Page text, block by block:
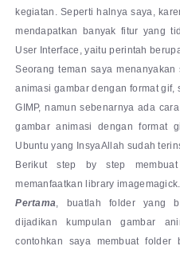
kegiatan. Seperti halnya saya,
mendapatkan banyak fitur yang
User Interface, yaitu perintah
Seorang teman saya
animasi gambar dengan format gif,
GIMP, namun sebenarnya ada
gambar animasi dengan format
Ubuntu yang InsyaAllah sudah
Berikut step by step
memanfaatkan library imagemagick.
Pertama, buatlah folder yang
dijadikan kumpulan gambar
contohkan saya membuat